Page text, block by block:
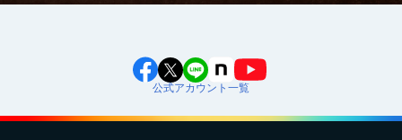
公式アカウント一覧